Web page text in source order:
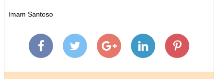
Imam Santoso